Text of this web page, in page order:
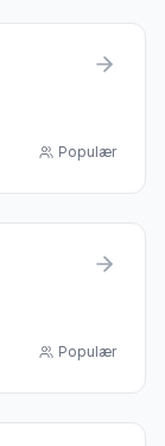
Populær
Populær